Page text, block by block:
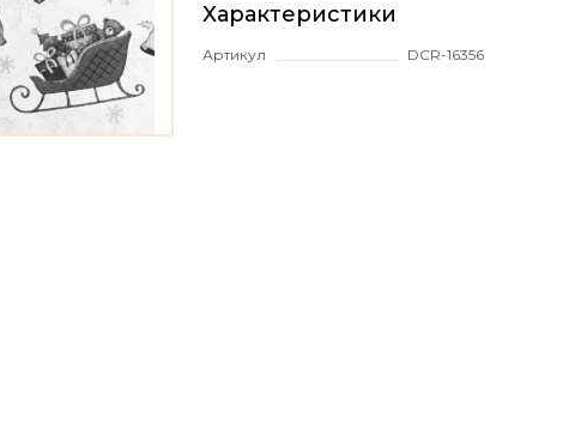
Характеристики
Артикул DCR-16356